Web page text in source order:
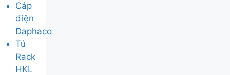
Cáp
điện
Daphaco
Tủ
Rack
HKL